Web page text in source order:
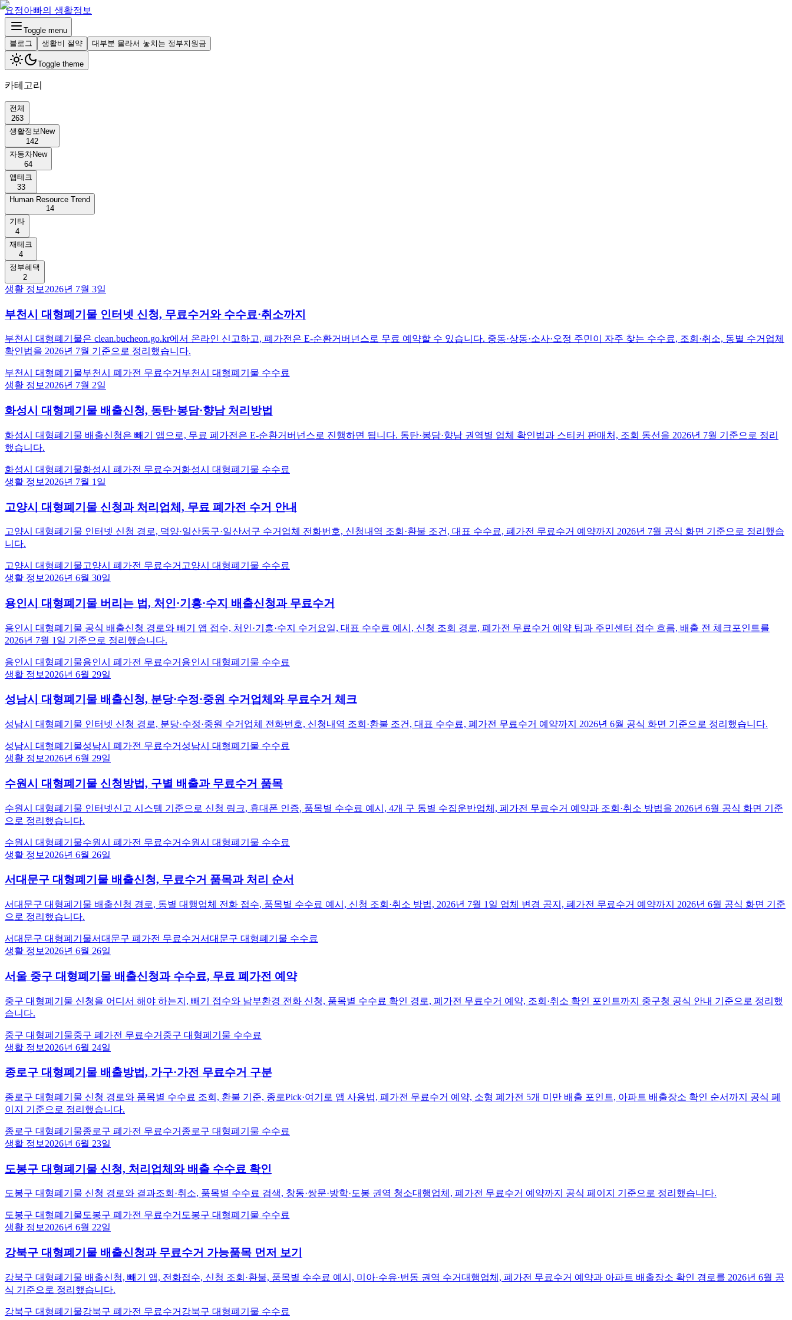
요정아빠의 생활정보
Toggle menu
블로그
생활비 절약 대부분 몰라서 놓치는 정부지원금
Toggle theme
카테고리
전체
263
생활정보 New
142
자동차New
64
앱테크
33
Human Resource Trend
14
기타
4
재테크
4
정부혜택
2
생활 정보 2026년 7월 3일
부천시 대형폐기물 인터넷 신청, 무료수거와 수수료·취소까지
부천시 대형폐기물은 clean.bucheon.go.kr에서 온라인 신고하고, 폐가전은 E-순환거버넌스로 무료 예약할 수 있습니다. 중동·상동·소사·오정 주민이 자주 찾는 수수료, 조회·취소, 동별 수거업체
확인법을 2026년 7월 기준으로 정리했습니다.
부천시 대형폐기물부천시 폐가전 무료수거 부천시 대형폐기물 수수료
생활 정보2026년 7월 2일
화성시 대형폐기물 배출신청, 동탄·봉담·향남 처리방법
화성시 대형폐기물 배출신청은 빼기 앱으로, 무료 폐가전은 E-순환거버넌스로 진행하면 됩니다. 동탄·봉담·향남 권역별 업체 확인법과 스티커 판매처, 조회 동선을 2026년 7월 기준으로 정리
했습니다.
화성시 대형폐기물화성시 폐가전 무료수거 화성시 대형폐기물 수수료
생활 정보 2026년 7월 1일
고양시 대형폐기물 신청과 처리업체, 무료 폐가전 수거 안내
고양시 대형폐기물 인터넷 신청 경로, 덕양·일산동구·일산서구 수거업체 전화번호, 신청내역 조회·환불 조건, 대표 수수료, 폐가전 무료수거 예약까지 2026년 7월 공식 화면 기준으로 정리했습
니다.
고양시 대형폐기물고양시 폐가전 무료수거 고양시 대형폐기물 수수료
생활 정보 2026년 6월 30일
용인시 대형폐기물 버리는 법, 처인·기흥·수지 배출신청과 무료수거
용인시 대형폐기물 공식 배출신청 경로와 빼기 앱 접수, 처인·기흥·수지 수거요일, 대표 수수료 예시, 신청 조회 경로, 폐가전 무료수거 예약 팁과 주민센터 접수 흐름, 배출 전 체크포인트를
2026년 7월 1일 기준으로 정리했습니다.
용인시 대형폐기물용인시 폐가전 무료수거 용인시 대형폐기물 수수료
생활 정보 2026년 6월 29일
성남시 대형폐기물 배출신청, 분당·수정·중원 수거업체와 무료수거 체크
성남시 대형폐기물 인터넷 신청 경로, 분당·수정·중원 수거업체 전화번호, 신청내역 조회·환불 조건, 대표 수수료, 폐가전 무료수거 예약까지 2026년 6월 공식 화면 기준으로 정리했습니다.
성남시 대형폐기물성남시 폐가전 무료수거 성남시 대형폐기물 수수료
생활 정보 2026년 6월 29일
수원시 대형폐기물 신청방법, 구별 배출과 무료수거 품목
수원시 대형폐기물 인터넷신고 시스템 기준으로 신청 링크, 휴대폰 인증, 품목별 수수료 예시, 4개 구 동별 수집운반업체, 폐가전 무료수거 예약과 조회·취소 방법을 2026년 6월 공식 화면 기준
으로 정리했습니다.
수원시 대형폐기물수원시 폐가전 무료수거 수원시 대형폐기물 수수료
생활 정보 2026년 6월 26일
서대문구 대형폐기물 배출신청, 무료수거 품목과 처리 순서
서대문구 대형폐기물 배출신청 경로, 동별 대행업체 전화 접수, 품목별 수수료 예시, 신청 조회·취소 방법, 2026년 7월 1일 업체 변경 공지, 폐가전 무료수거 예약까지 2026년 6월 공식 화면 기준
으로 정리했습니다.
서대문구 대형폐기물서대문구 폐가전 무료수거서대문구 대형폐기물 수수료
생활 정보 2026년 6월 26일
서울 중구 대형폐기물 배출신청과 수수료, 무료 폐가전 예약
중구 대형폐기물 신청을 어디서 해야 하는지, 빼기 접수와 남부환경 전화 신청, 품목별 수수료 확인 경로, 폐가전 무료수거 예약, 조회·취소 확인 포인트까지 중구청 공식 안내 기준으로 정리했
습니다.
중구 대형폐기물중구 폐가전 무료수거 중구 대형폐기물 수수료
생활 정보 2026년 6월 24일
종로구 대형폐기물 배출방법, 가구·가전 무료수거 구분
종로구 대형폐기물 신청 경로와 품목별 수수료 조회, 환불 기준, 종로Pick·여기로 앱 사용법, 폐가전 무료수거 예약, 소형 폐가전 5개 미만 배출 포인트, 아파트 배출장소 확인 순서까지 공식 페
이지 기준으로 정리했습니다.
종로구 대형폐기물종로구 폐가전 무료수거 종로구 대형폐기물 수수료
생활 정보 2026년 6월 23일
도봉구 대형폐기물 신청, 처리업체와 배출 수수료 확인
도봉구 대형폐기물 신청 경로와 결과조회·취소, 품목별 수수료 검색, 창동·쌍문·방학·도봉 권역 청소대행업체, 폐가전 무료수거 예약까지 공식 페이지 기준으로 정리했습니다.
도봉구 대형폐기물도봉구 폐가전 무료수거 도봉구 대형폐기물 수수료
생활 정보 2026년 6월 22일
강북구 대형폐기물 배출신청과 무료수거 가능품목 먼저 보기
강북구 대형폐기물 배출신청, 빼기 앱, 전화접수, 신청 조회·환불, 품목별 수수료 예시, 미아·수유·번동 권역 수거대행업체, 폐가전 무료수거 예약과 아파트 배출장소 확인 경로를 2026년 6월 공
식 기준으로 정리했습니다.
강북구 대형폐기물강북구 폐가전 무료수거 강북구 대형폐기물 수수료